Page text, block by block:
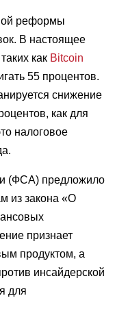
реформы
В настоящее
как Bitcoin
55 процентов.
снижение
как для
налоговое
(ФСА) предложило
из закона «О
признает
продуктом, а
инсайдерской
для